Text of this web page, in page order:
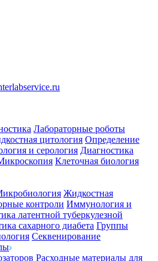
Лабораторные роботы
цитология Определение
и серология Диагностика
Клеточная биология
Жидкостная
контроли Иммунология и
латентной туберкулезной
сахарного диабета Группы
Секвенирование
Расходные материалы для